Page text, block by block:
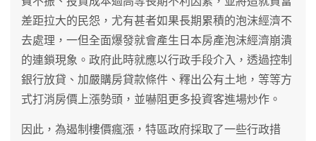
差距拉大的民怨，尤有甚者如果長期累積的泡沫經濟不
去處理，一但全面爆發就會產生日本房產泡沫經濟崩潰
的連鎖現象。政府此時就應以行政手段介入，透過控制
銀行放貸、加嚴購房貸款條件、釋出公有土地，等等方
式打消房價上漲勢頭，並嚇阻更多投資客進場炒作。
因此，為遏制樓價瘋漲，特區政府採取了一些行政措